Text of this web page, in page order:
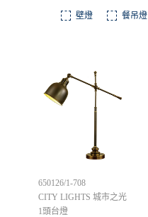
壁燈 餐吊燈
650126/1-708
CITY LIGHTS 城市之光
1頭台燈